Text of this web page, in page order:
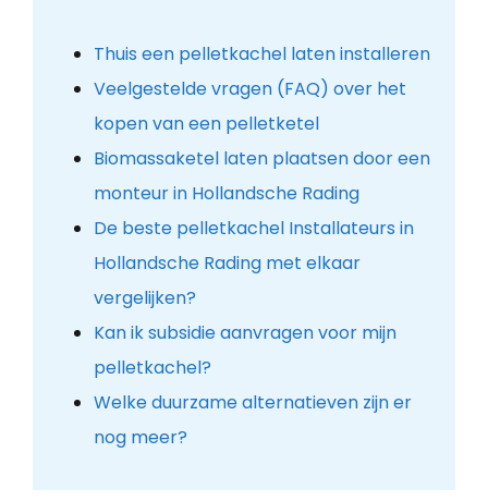
Thuis een pelletkachel laten installeren
Veelgestelde vragen (FAQ) over het
kopen van een pelletketel
Biomassaketel laten plaatsen door een
monteur in Hollandsche Rading
De beste pelletkachel Installateurs in
Hollandsche Rading met elkaar
vergelijken?
Kan ik subsidie aanvragen voor mijn
pelletkachel?
Welke duurzame alternatieven zijn er
nog meer?